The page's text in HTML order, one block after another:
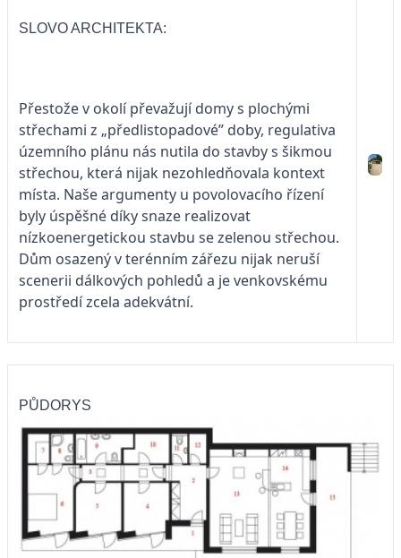
SLOVO ARCHITEKTA:
Přestože v okolí převažují domy s plochými
střechami z „předlistopadové” doby, regulativa
územního plánu nás nutila do stavby s šikmou
střechou, která nijak nezohledňovala kontext
místa. Naše argumenty u povolovacího řízení
byly úspěšné díky snaze realizovat
nízkoenergetickou stavbu se zelenou střechou.
Dům osazený v terénním zářezu nijak neruší
scenerii dálkových pohledů a je venkovskému
prostředí zcela adekvátní.
PŮDORYS